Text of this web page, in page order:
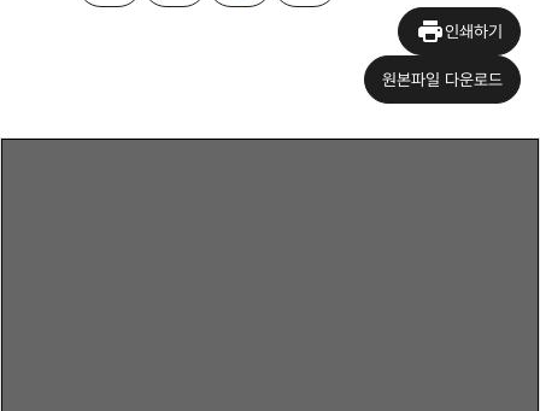
인쇄하기
원본파일 다운로드